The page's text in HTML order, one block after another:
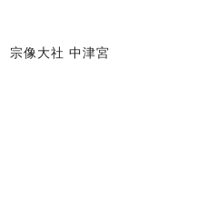
宗像大社 中津宮